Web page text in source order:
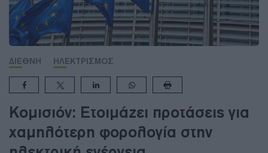
ΔΙΕΘΝΗ ΗΛΕΚΤΡΙΣΜΟΣ
Κομισιόν: Ετοιμάζει προτάσεις για
χαμηλότερη φορολογία στην